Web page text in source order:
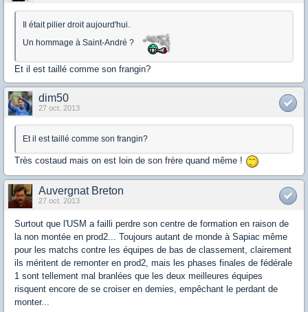
Il était pilier droit aujourd'hui.
Un hommage à Saint-André ?
Et il est taillé comme son frangin?
dim50
27 oct. 2013
Et il est taillé comme son frangin?
Très costaud mais on est loin de son frère quand même !
Auvergnat Breton
27 oct. 2013
Surtout que l'USM a failli perdre son centre de formation en raison de
la non montée en prod2... Toujours autant de monde à Sapiac même
pour les matchs contre les équipes de bas de classement, clairement
ils méritent de remonter en prod2, mais les phases finales de fédérale
1 sont tellement mal branlées que les deux meilleures équipes
risquent encore de se croiser en demies, empêchant le perdant de
monter...